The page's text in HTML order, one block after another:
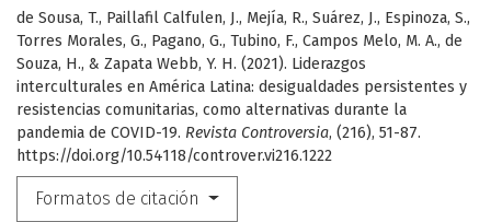
de Sousa, T., Paillafil Calfulen, J., Mejía, R., Suárez, J., Espinoza, S.,
Torres Morales, G., Pagano, G., Tubino, F., Campos Melo, M. A., de
Souza, H., & Zapata Webb, Y. H. (2021). Liderazgos
interculturales en América Latina: desigualdades persistentes y
resistencias comunitarias, como alternativas durante la
pandemia de COVID-19. Revista Controversia, (216), 51-87.
https://doi.org/10.54118/controver.vi216.1222
Formatos de citación